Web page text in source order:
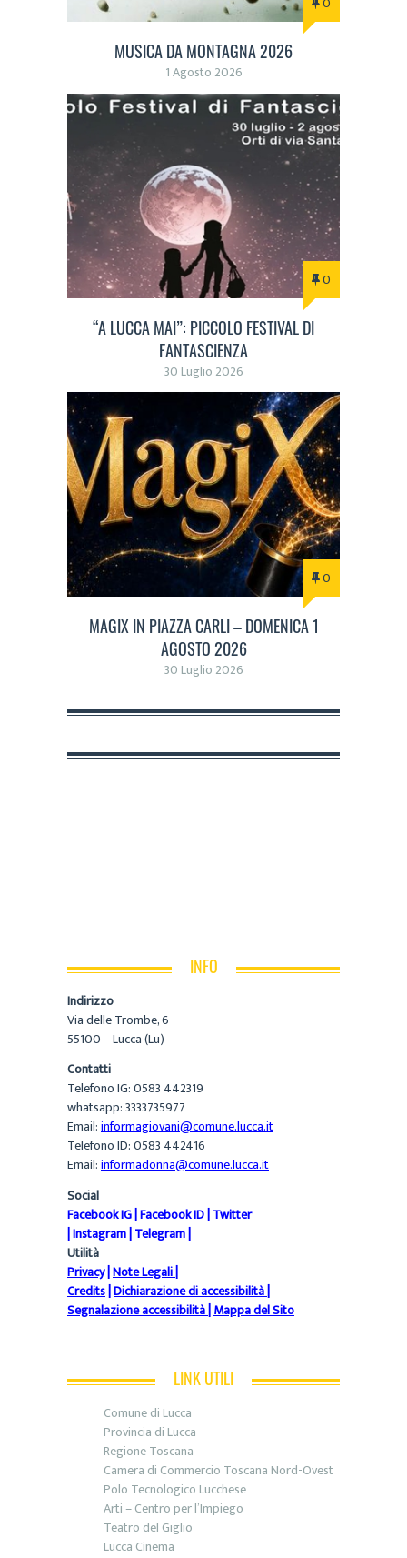
MUSICA DA MONTAGNA 2026
1 Agosto 2026
0
“A LUCCA MAI”: PICCOLO FESTIVAL DI
FANTASCIENZA
30 Luglio 2026
0
MAGIX IN PIAZZA CARLI – DOMENICA 1
AGOSTO 2026
30 Luglio 2026
INFO
Indirizzo
Via delle Trombe, 6
55100 – Lucca (Lu)
Contatti
Telefono IG: 0583 442319
whatsapp: 3333735977
Email:informagiovani@comune.lucca.it
Telefono ID: 0583 442416
Email:informadonna@comune.lucca.it
Social
Facebook IG|Facebook ID|Twitter
|Instagram|Telegram|
Utilità
Privacy|Note Legali|
Credits|Dichiarazione di accessibilità|
Segnalazione accessibilità|Mappa del Sito
LINK UTILI
Comune di Lucca
Provincia di Lucca
Regione Toscana
Camera di Commercio Toscana Nord-Ovest
Polo Tecnologico Lucchese
Arti – Centro per l’Impiego
Teatro del Giglio
Lucca Cinema